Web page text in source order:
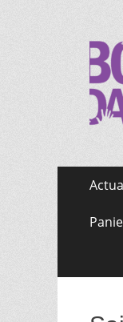
contenu